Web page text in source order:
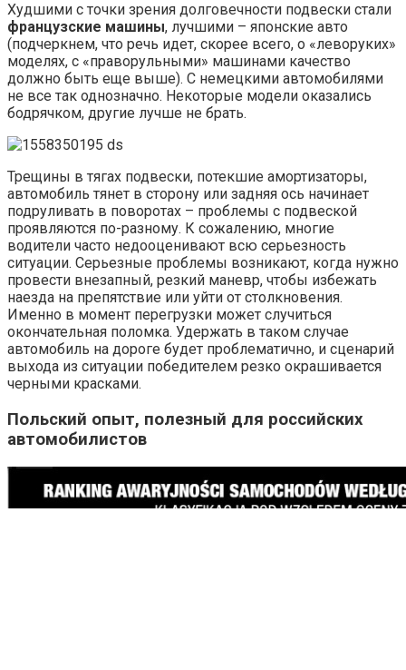
Худшими с точки зрения долговечности подвески стали
французские машины, лучшими – японские авто
(подчеркнем, что речь идет, скорее всего, о «леворуких»
моделях, с «праворульными» машинами качество
должно быть еще выше). С немецкими автомобилями
не все так однозначно. Некоторые модели оказались
бодрячком, другие лучше не брать.
Трещины в тягах подвески, потекшие амортизаторы,
автомобиль тянет в сторону или задняя ось начинает
подруливать в поворотах – проблемы с подвеской
проявляются по-разному. К сожалению, многие
водители часто недооценивают всю серьезность
ситуации. Серьезные проблемы возникают, когда нужно
провести внезапный, резкий маневр, чтобы избежать
наезда на препятствие или уйти от столкновения.
Именно в момент перегрузки может случиться
окончательная поломка. Удержать в таком случае
автомобиль на дороге будет проблематично, и сценарий
выхода из ситуации победителем резко окрашивается
черными красками.
Польский опыт, полезный для российских
автомобилистов